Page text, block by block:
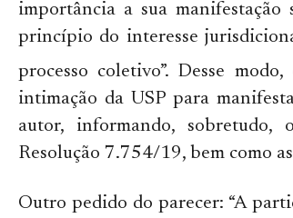
importância a sua manifestação
princípio do interesse
processo coletivo”. Desse
intimação da USP para
autor, informando, sobretudo,
Resolução 7.754/19, bem como
Outro pedido do parecer: “A